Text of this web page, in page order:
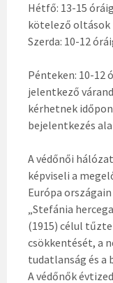
Hétfő: 13-15
kötelező oltások
Szerda: 10-12
Pénteken: 10-12
jelentkező
kérhetnek
bejelentkezés
A védőnői
képviseli a
Európa
„Stefánia
(1915) célul
csökkentését, a
tudatlanság és a
A védőnők